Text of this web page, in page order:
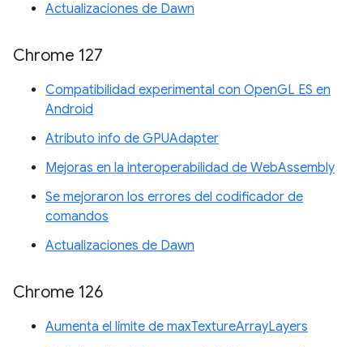
Actualizaciones de Dawn
Chrome 127
Compatibilidad experimental con OpenGL ES en
Android
Atributo info de GPUAdapter
Mejoras en la interoperabilidad de WebAssembly
Se mejoraron los errores del codificador de
comandos
Actualizaciones de Dawn
Chrome 126
Aumenta el límite de maxTextureArrayLayers